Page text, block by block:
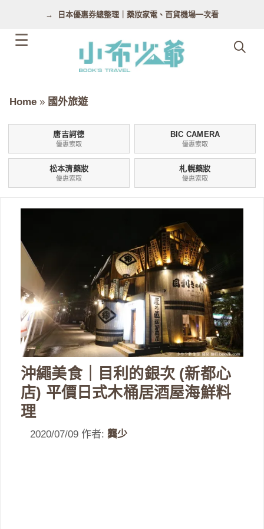
日本優惠券總整理｜藥妝家電、百貨機場一次看
Home » 國外旅遊
唐吉訶德
優惠索取
BIC CAMERA
優惠索取
松本清藥妝
優惠索取
札幌藥妝
優惠索取
沖繩美食｜目利的銀次 (新都心
店) 平價日式木桶居酒屋海鮮料
理
2020/07/09 作者: 龔少